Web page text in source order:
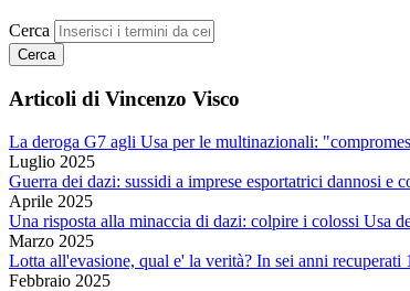
Cerca
Articoli di Vincenzo Visco
La deroga G7 agli Usa per le multinazionali:
Luglio 2025
Guerra dei dazi: sussidi a imprese esportatrici dannosi e
Aprile 2025
Una risposta alla minaccia di dazi: colpire i colossi Usa
Marzo 2025
Lotta all'evasione, qual e' la verità? In sei anni
Febbraio 2025